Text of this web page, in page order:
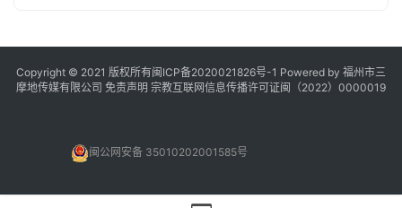
Copyright © 2021 版权所有闽ICP备2020021826号-1 Powered by 福州市三
摩地传媒有限公司 免责声明 宗教互联网信息传播许可证闽（2022）0000019
闽公网安备 35010202001585号